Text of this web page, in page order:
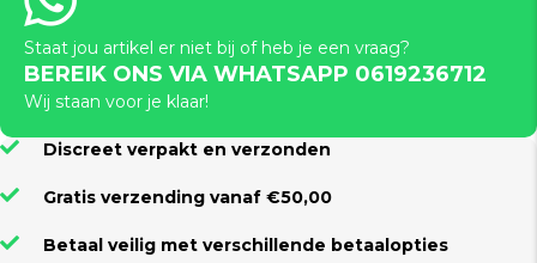
Staat jou artikel er niet bij of heb je een vraag?
BEREIK ONS VIA WHATSAPP 0619236712
Wij staan voor je klaar!
Discreet verpakt en verzonden
Gratis verzending vanaf €50,00
Betaal veilig met verschillende betaalopties